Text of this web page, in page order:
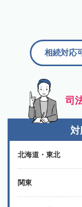
司
相続対応
北海道・東北
関東